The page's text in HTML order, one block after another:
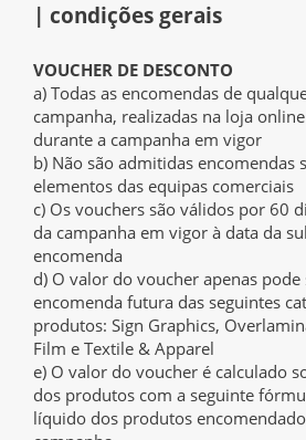
| condições gerais
VOUCHER DE DESCONTO
a) Todas as encomendas de
campanha, realizadas na loja
durante a campanha em vigor
b) Não são admitidas encomendas
elementos das equipas comerciais
c) Os vouchers são válidos por 60
da campanha em vigor à data da
encomenda
d) O valor do voucher apenas
encomenda futura das seguintes
produtos: Sign Graphics,
Film e Textile & Apparel
e) O valor do voucher é calculado
dos produtos com a seguinte
líquido dos produtos